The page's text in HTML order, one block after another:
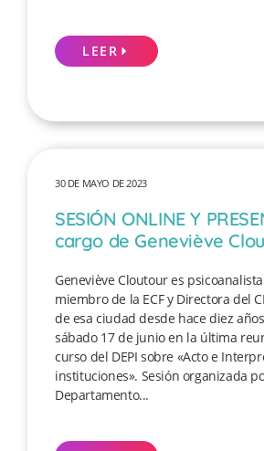
LEER
30 DE MAYO DE 2023
SESIÓN ONLINE Y
cargo de Geneviève
Geneviève Cloutour es
miembro de la ECF y Directora del
de esa ciudad desde hace diez
sábado 17 de junio en la última
curso del DEPI sobre «Acto e
instituciones». Sesión organizada
Departamento...